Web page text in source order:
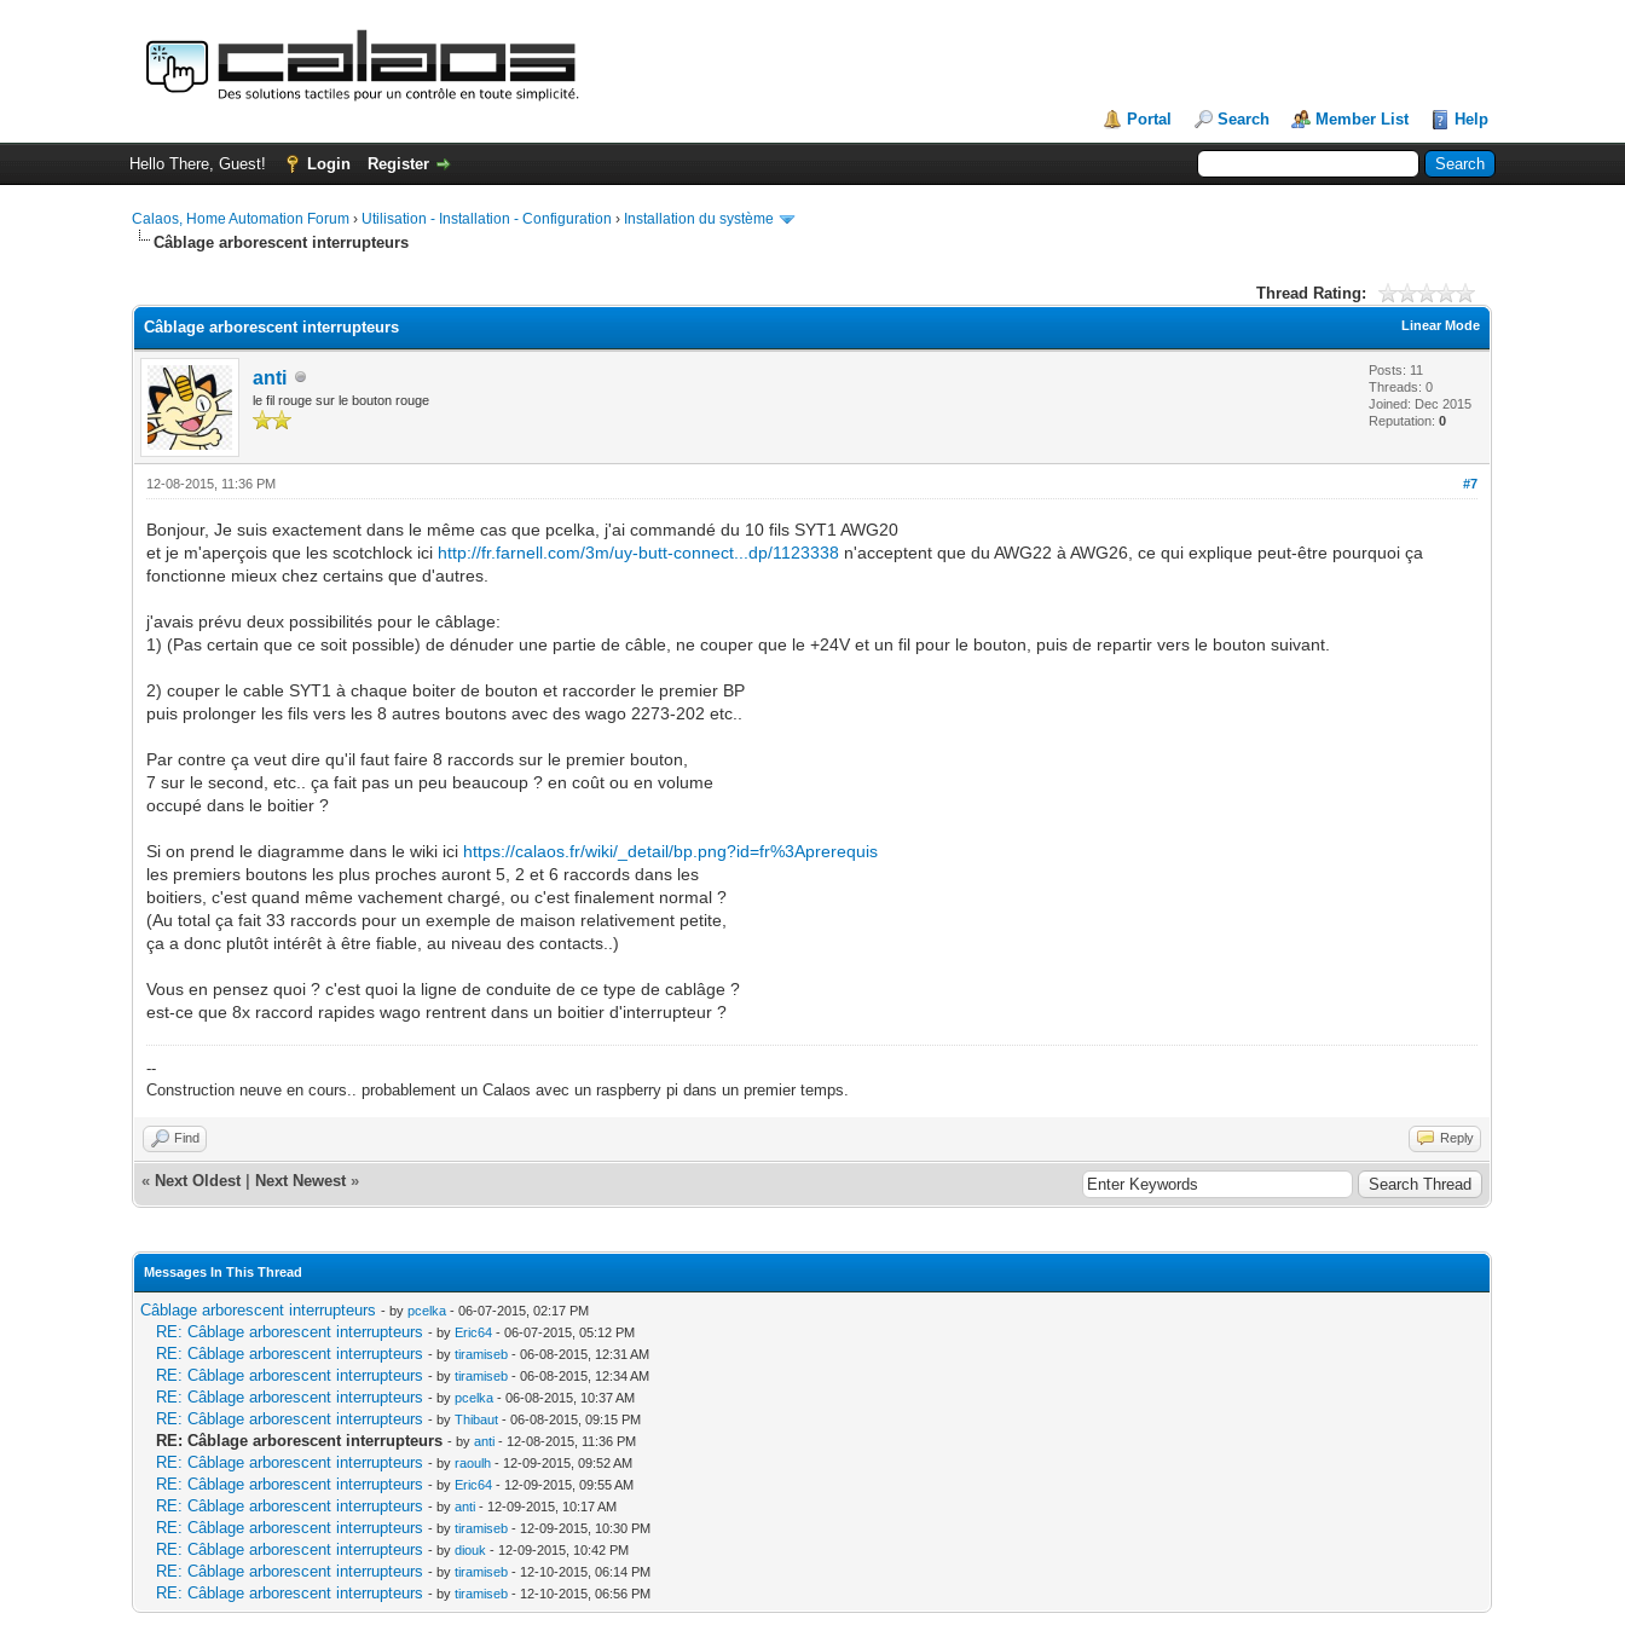
Portal Search Member List Help
Hello There, Guest! Login Register
Calaos, Home Automation Forum › Utilisation - Installation - Configuration › Installation du système
Câblage arborescent interrupteurs
Thread Rating:
Linear Mode
Câblage arborescent interrupteurs
anti
le fil rouge sur le bouton rouge
Posts: 11
Threads: 0
Joined: Dec 2015
Reputation:0
#7
12-08-2015, 11:36 PM
Bonjour, Je suis exactement dans le même cas que pcelka, j'ai commandé du 10 fils SYT1 AWG20
et je m'aperçois que les scotchlock ici http://fr.farnell.com/3m/uy-butt-connect...dp/1123338 n'acceptent que du AWG22 à AWG26, ce qui explique peut-être pourquoi ça
fonctionne mieux chez certains que d'autres.
j'avais prévu deux possibilités pour le câblage:
1) (Pas certain que ce soit possible) de dénuder une partie de câble, ne couper que le +24V et un fil pour le bouton, puis de repartir vers le bouton suivant.
2) couper le cable SYT1 à chaque boiter de bouton et raccorder le premier BP
puis prolonger les fils vers les 8 autres boutons avec des wago 2273-202 etc..
Par contre ça veut dire qu'il faut faire 8 raccords sur le premier bouton,
7 sur le second, etc.. ça fait pas un peu beaucoup ? en coût ou en volume
occupé dans le boitier ?
Si on prend le diagramme dans le wiki ici https://calaos.fr/wiki/_detail/bp.png?id=fr%3Aprerequis
les premiers boutons les plus proches auront 5, 2 et 6 raccords dans les
boitiers, c'est quand même vachement chargé, ou c'est finalement normal ?
(Au total ça fait 33 raccords pour un exemple de maison relativement petite,
ça a donc plutôt intérêt à être fiable, au niveau des contacts..)
Vous en pensez quoi ? c'est quoi la ligne de conduite de ce type de cablâge ?
est-ce que 8x raccord rapides wago rentrent dans un boitier d'interrupteur ?
--
Construction neuve en cours.. probablement un Calaos avec un raspberry pi dans un premier temps.
Find Reply
« Next Oldest Next Newest »
Messages In This Thread
Câblage arborescent interrupteurs - bypcelka - 06-07-2015, 02:17 PM
RE: Câblage arborescent interrupteurs - by Eric64 - 06-07-2015, 05:12 PM
RE: Câblage arborescent interrupteurs - bytiramiseb - 06-08-2015, 12:31 AM
RE: Câblage arborescent interrupteurs - bytiramiseb - 06-08-2015, 12:34 AM
RE: Câblage arborescent interrupteurs - bypcelka - 06-08-2015, 10:37 AM
RE: Câblage arborescent interrupteurs - byThibaut - 06-08-2015, 09:15 PM
RE: Câblage arborescent interrupteurs - byanti - 12-08-2015, 11:36 PM
RE: Câblage arborescent interrupteurs - byraoulh - 12-09-2015, 09:52 AM
RE: Câblage arborescent interrupteurs - by Eric64 - 12-09-2015, 09:55 AM
RE: Câblage arborescent interrupteurs - byanti - 12-09-2015, 10:17 AM
RE: Câblage arborescent interrupteurs - bytiramiseb - 12-09-2015, 10:30 PM
RE: Câblage arborescent interrupteurs - bydiouk - 12-09-2015, 10:42 PM
RE: Câblage arborescent interrupteurs - bytiramiseb - 12-10-2015, 06:14 PM
RE: Câblage arborescent interrupteurs - bytiramiseb - 12-10-2015, 06:56 PM